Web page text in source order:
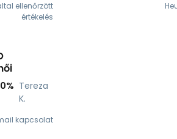
ellenőrzött
értékelés
Tereza
K.
kapcsolat